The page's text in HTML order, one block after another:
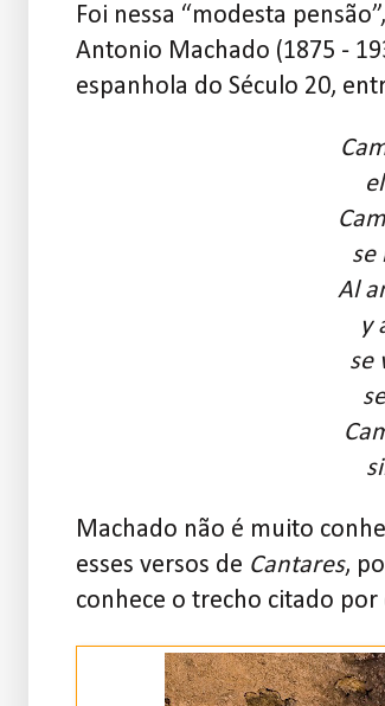
Foi nessa “modesta
Antonio Machado (1875 -
espanhola do Século 20,
se
Al
y
se
Machado não é muito
esses versos de Cantares,
conhece o trecho citado